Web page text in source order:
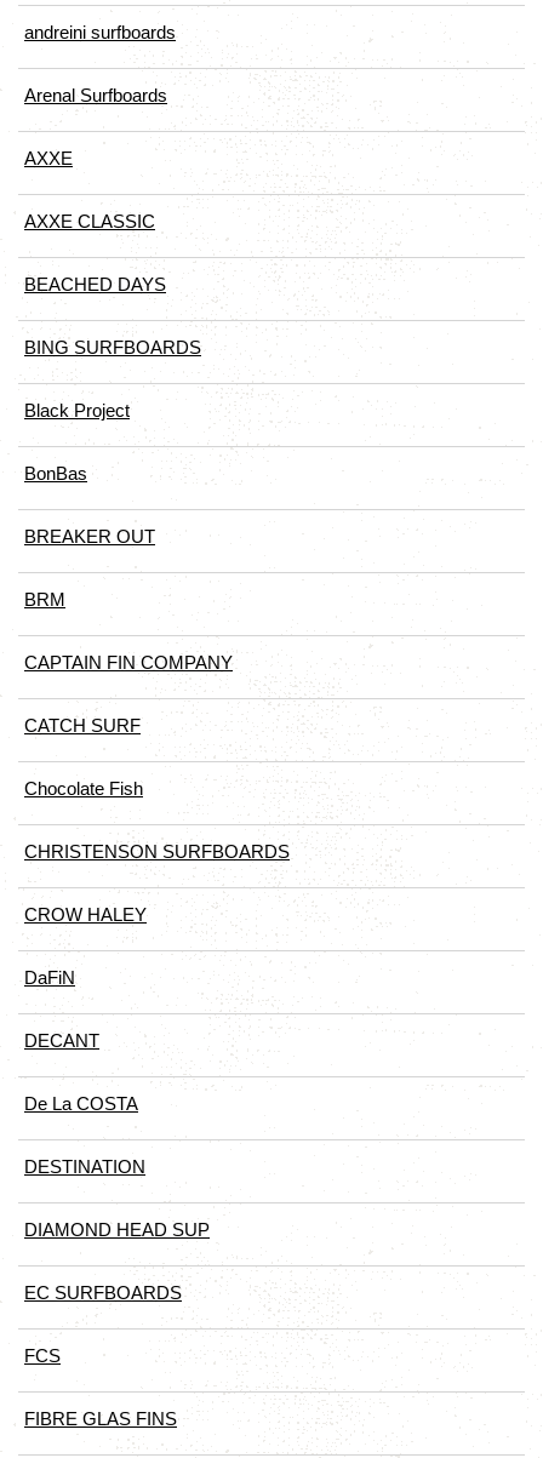
andreini surfboards
Arenal Surfboards
AXXE
AXXE CLASSIC
BEACHED DAYS
BING SURFBOARDS
Black Project
BonBas
BREAKER OUT
BRM
CAPTAIN FIN COMPANY
CATCH SURF
Chocolate Fish
CHRISTENSON SURFBOARDS
CROW HALEY
DaFiN
DECANT
De La COSTA
DESTINATION
DIAMOND HEAD SUP
EC SURFBOARDS
FCS
FIBRE GLAS FINS